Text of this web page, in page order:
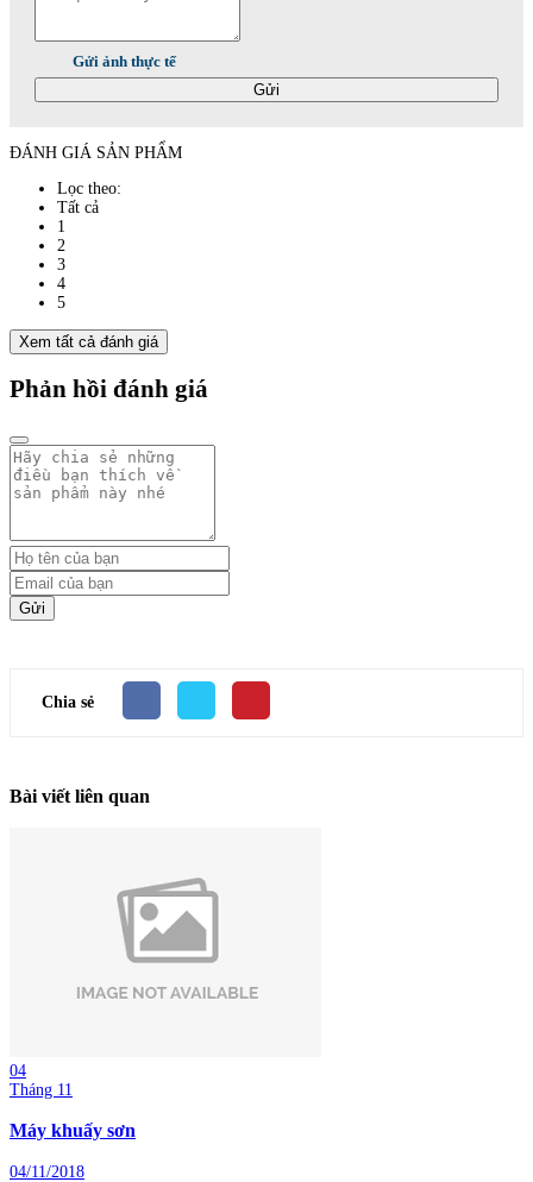
Gửi ảnh thực tế
Gửi
ĐÁNH GIÁ SẢN PHẨM
Lọc theo:
Tất cả
1
2
3
4
5
Xem tất cả đánh giá
Phản hồi đánh giá
Gửi
Chia sẻ
Bài viết liên quan
04
Tháng 11
Máy khuấy sơn
04/11/2018